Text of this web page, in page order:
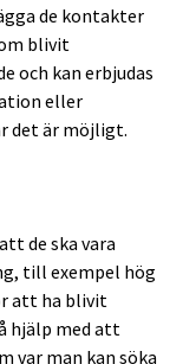
de kontakter
blivit
och kan erbjudas
eller
det är möjligt.
de ska vara
till exempel hög
att ha blivit
hjälp med att
var man kan söka